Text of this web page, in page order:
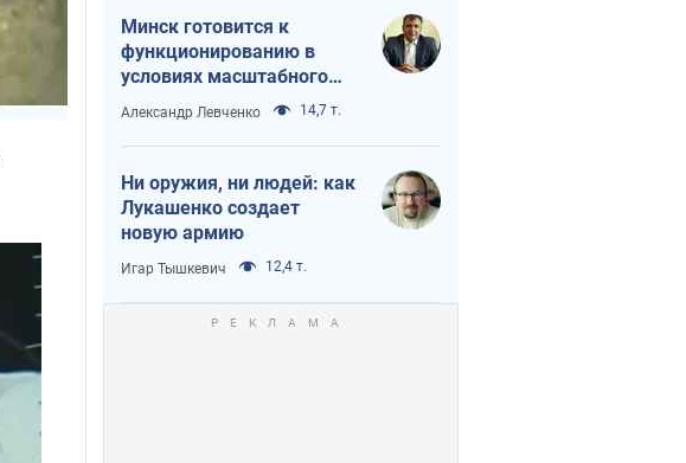
Минск готовится к
функционированию в
условиях масштабного
военного кризиса
Александр Левченко 14,7 т.
Ни оружия, ни людей: как
Лукашенко создает
новую армию
Игар Тышкевич 12,4 т.